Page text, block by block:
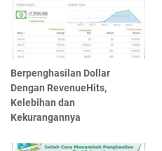
Berpenghasilan Dollar
Dengan RevenueHits,
Kelebihan dan
Kekurangannya